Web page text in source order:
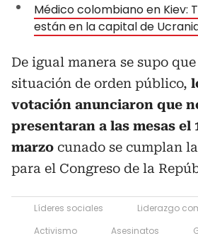
Médico colombiano en Kiev:
están en la capital de
De igual manera se supo
situación de orden público,
votación anunciaron que
presentaran a las mesas el
marzo cunado se cumplan
para el Congreso de la
Líderes sociales
Liderazgo
Activismo
Asesinatos